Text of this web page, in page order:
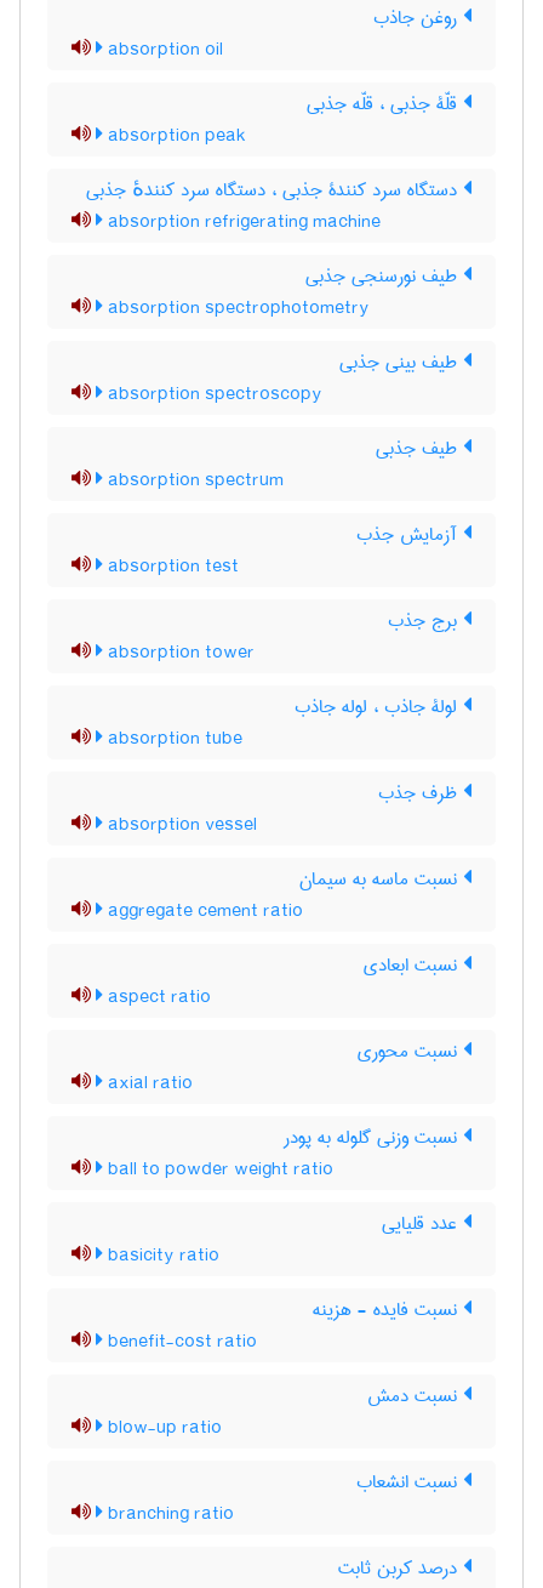
روغن جاذب
absorption oil
قلّۀ جذبی ، قلّه جذبی
absorption peak
دستگاه سرد کنندۀ جذبی ، دستگاه سرد کنندهٔ جذبی
absorption refrigerating machine
طیف نورسنجی جذبی
absorption spectrophotometry
طیف بینی جذبی
absorption spectroscopy
طیف جذبی
absorption spectrum
آزمایش جذب
absorption test
برج جذب
absorption tower
لولۀ جاذب ، لوله جاذب
absorption tube
ظرف جذب
absorption vessel
نسبت ماسه به سیمان
aggregate cement ratio
نسبت ابعادی
aspect ratio
نسبت محوری
axial ratio
نسبت وزنی گلوله به پودر
ball to powder weight ratio
عدد قلیایی
basicity ratio
نسبت فایده - هزینه
benefit-cost ratio
نسبت دمش
blow-up ratio
نسبت انشعاب
branching ratio
درصد کربن ثابت